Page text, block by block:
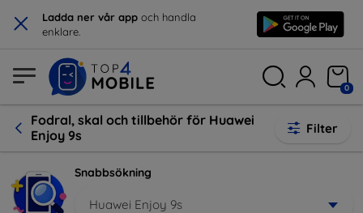
× Ladda ner vår app och handla
enklare.
0
Fodral, skal och tillbehör för Huawei
Enjoy 9s
Filter
Snabbsökning
Huawei Enjoy 9s